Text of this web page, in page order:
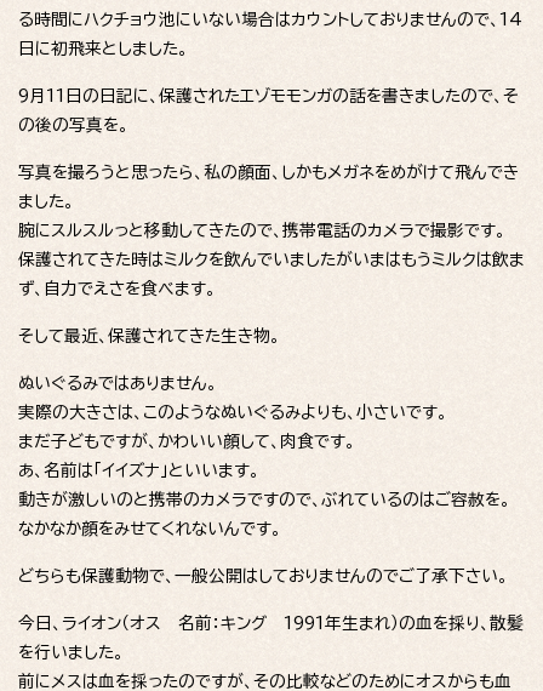
る時間にハクチョウ池にいない場合はカウントしておりませんので、14
日に初飛来としました。
9月11日の日記に、保護されたエゾモモンガの話を書きましたので、そ
の後の写真を。
写真を撮ろうと思ったら、私の顔面、しかもメガネをめがけて飛んでき
ました。
腕にスルスルっと移動してきたので、携帯電話のカメラで撮影です。
保護されてきた時はミルクを飲んでいましたがいまはもうミルクは飲ま
ず、自力でえさを食べます。
そして最近、保護されてきた生き物。
ぬいぐるみではありません。
実際の大きさは、このようなぬいぐるみよりも、小さいです。
まだ子どもですが、かわいい顔して、肉食です。
あ、名前は「イイズナ」といいます。
動きが激しいのと携帯のカメラですので、ぶれているのはご容赦を。
なかなか顔をみせてくれないんです。
どちらも保護動物で、一般公開はしておりませんのでご了承下さい。
今日、ライオン（オス 名前：キング 1991年生まれ）の血を採り、散髪
を行いました。
前にメスは血を採ったのですが、その比較などのためにオスからも血